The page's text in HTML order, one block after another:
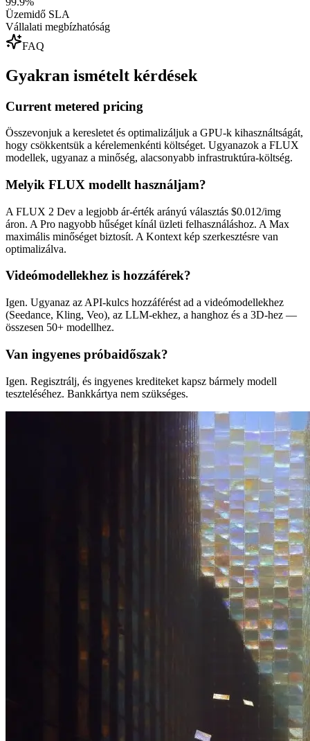
Üzemidő SLA
Vállalati megbízhatóság
FAQ
Gyakran ismételt kérdések
Current metered pricing
Összevonjuk a keresletet és optimalizáljuk a GPU-k kihasználtságát,
hogy csökkentsük a kérelemenkénti költséget. Ugyanazok a FLUX
modellek, ugyanaz a minőség, alacsonyabb infrastruktúra-költség.
Melyik FLUX modellt használjam?
A FLUX 2 Dev a legjobb ár-érték arányú választás $0.012/img
áron. A Pro nagyobb hűséget kínál üzleti felhasználáshoz. A Max
maximális minőséget biztosít. A Kontext kép szerkesztésre van
optimalizálva.
Videómodellekhez is hozzáférek?
Igen. Ugyanaz az API-kulcs hozzáférést ad a videómodellekhez
(Seedance, Kling, Veo), az LLM-ekhez, a hanghoz és a 3D-hez —
összesen 50+ modellhez.
Van ingyenes próbaidőszak?
Igen. Regisztrálj, és ingyenes krediteket kapsz bármely modell
teszteléséhez. Bankkártya nem szükséges.